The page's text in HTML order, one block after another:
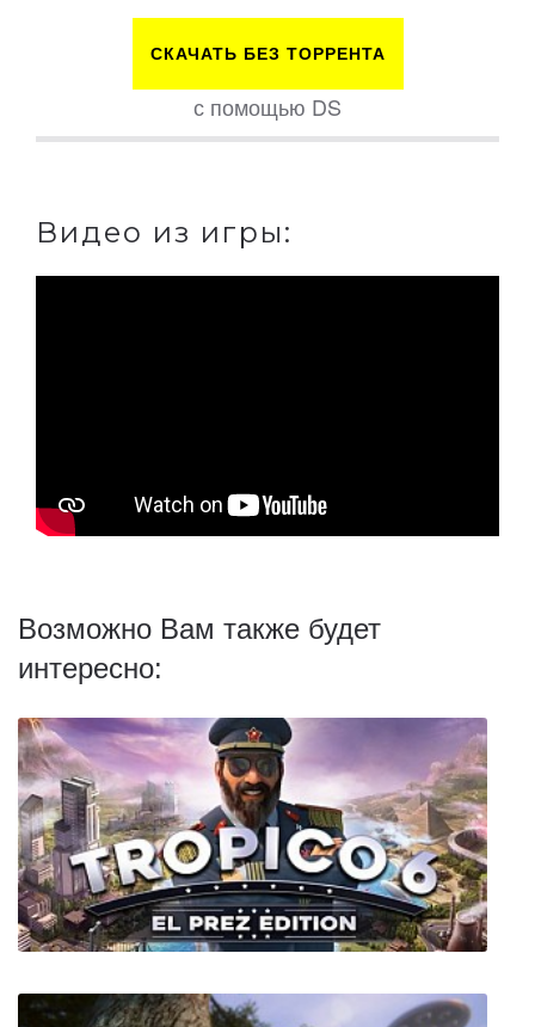
СКАЧАТЬ БЕЗ ТОРРЕНТА
с помощью DS
Видео из игры:
Возможно Вам также будет
интересно: